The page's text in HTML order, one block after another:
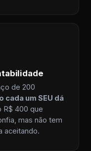
de 200
cada um SEU dá
R$ 400 que
mas não tem
aceitando.